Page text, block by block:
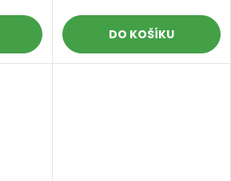
DO KOŠÍKU